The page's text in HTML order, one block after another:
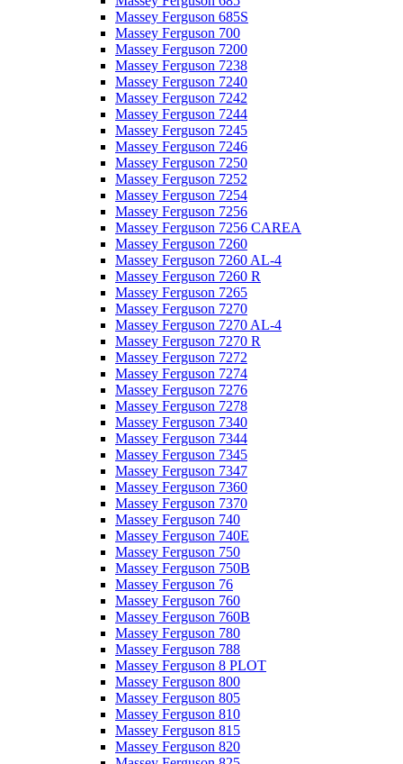
Massey Ferguson 685S
Massey Ferguson 700
Massey Ferguson 7200
Massey Ferguson 7238
Massey Ferguson 7240
Massey Ferguson 7242
Massey Ferguson 7244
Massey Ferguson 7245
Massey Ferguson 7246
Massey Ferguson 7250
Massey Ferguson 7252
Massey Ferguson 7254
Massey Ferguson 7256
Massey Ferguson 7256 CAREA
Massey Ferguson 7260
Massey Ferguson 7260 AL-4
Massey Ferguson 7260 R
Massey Ferguson 7265
Massey Ferguson 7270
Massey Ferguson 7270 AL-4
Massey Ferguson 7270 R
Massey Ferguson 7272
Massey Ferguson 7274
Massey Ferguson 7276
Massey Ferguson 7278
Massey Ferguson 7340
Massey Ferguson 7344
Massey Ferguson 7345
Massey Ferguson 7347
Massey Ferguson 7360
Massey Ferguson 7370
Massey Ferguson 740
Massey Ferguson 740E
Massey Ferguson 750
Massey Ferguson 750B
Massey Ferguson 76
Massey Ferguson 760
Massey Ferguson 760B
Massey Ferguson 780
Massey Ferguson 788
Massey Ferguson 8 PLOT
Massey Ferguson 800
Massey Ferguson 805
Massey Ferguson 810
Massey Ferguson 815
Massey Ferguson 820